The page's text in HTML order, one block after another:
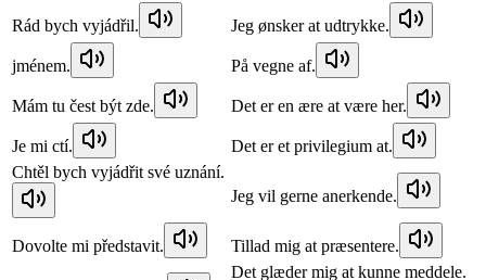
Rád bych vyjádřil. Jeg ønsker at udtrykke.
jménem. På vegne af.
Mám tu čest být zde. Det er en ære at være her.
Je mi ctí.
Det er et privilegium at.
Chtěl bych vyjádřit své uznání.
Jeg vil gerne anerkende.
Dovolte mi představit. Tillad mig at præsentere.
Det glæder mig at kunne meddele.